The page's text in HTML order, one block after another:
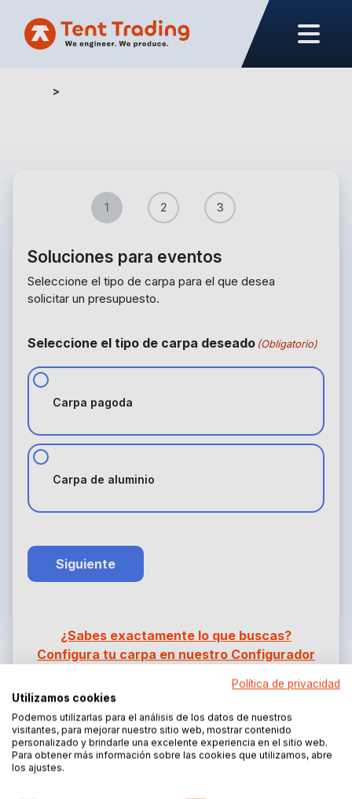
1 2 3
Soluciones para eventos
Seleccione el tipo de carpa para el que desea
solicitar un presupuesto.
Seleccione el tipo de carpa deseado (Obligatorio)
Carpa pagoda
Carpa de aluminio
Siguiente
¿Sabes exactamente lo que buscas?
Configura tu carpa en nuestro Configurador
Política de privacidad
Utilizamos cookies
Podemos utilizarlas para el análisis de los datos de nuestros
visitantes, para mejorar nuestro sitio web, mostrar contenido
personalizado y brindarle una excelente experiencia en el sitio web.
Para obtener más información sobre las cookies que utilizamos, abre
los ajustes.